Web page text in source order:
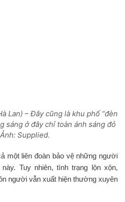
Lan) – Đây cũng là khu phố “đèn
sáng ở đây chỉ toàn ánh sáng đỏ
Supplied.
một liên đoàn bảo vệ những người
Tuy nhiên, tình trạng lộn xộn,
người vẫn xuất hiện thường xuyên